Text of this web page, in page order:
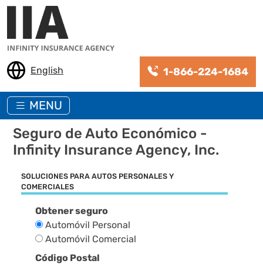
Pasar al contenido principal
English 1-866-224-1684
MENU
Seguro de Auto Económico -
Infinity Insurance Agency, Inc.
SOLUCIONES PARA AUTOS PERSONALES Y
COMERCIALES
Obtener seguro
Automóvil Personal
Automóvil Comercial
Código Postal